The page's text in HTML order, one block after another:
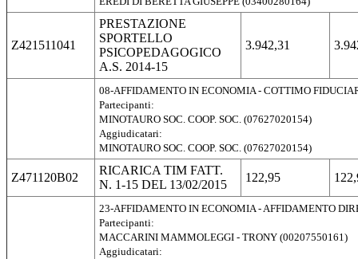
Z421511041
PRESTAZIONE
SPORTELLO
PSICOPEDAGOGICO
A.S. 2014-15
3.942,31
08-AFFIDAMENTO IN ECONOMIA - COTTIMO
Partecipanti:
MINOTAURO SOC. COOP. SOC. (07627020154)
Aggiudicatari:
MINOTAURO SOC. COOP. SOC. (07627020154)
Z471120B02
RICARICA TIM FATT.
N. 1-15 DEL 13/02/2015
122,95
23-AFFIDAMENTO IN ECONOMIA - AFFIDAMENTO
Partecipanti:
MACCARINI MAMMOLEGGI - TRONY (00207550161)
Aggiudicatari: